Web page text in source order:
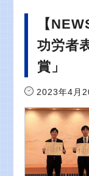
【
功労者
賞」
2023年4月